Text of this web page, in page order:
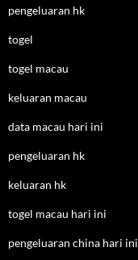
pengeluaran hk
togel
togel macau
keluaran macau
data macau hari ini
pengeluaran hk
keluaran hk
togel macau hari ini
pengeluaran china hari ini